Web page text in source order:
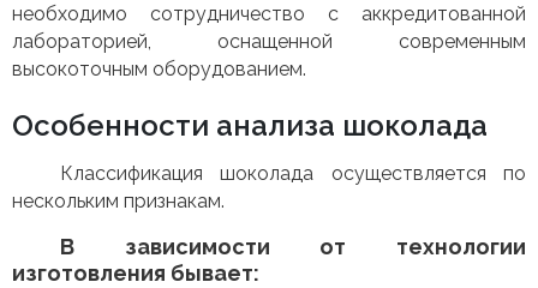
необходимо сотрудничество с аккредитованной
лабораторией, оснащенной современным
высокоточным оборудованием.
Особенности анализа шоколада
Классификация шоколада осуществляется по
нескольким признакам.
В зависимости от технологии
изготовления бывает: